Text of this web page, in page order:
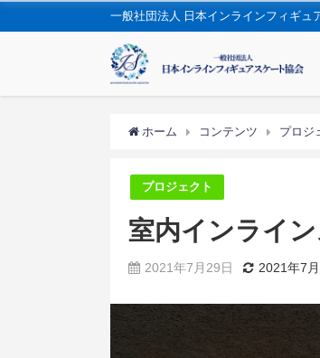
一般社団法人 日本インラインフィギュ
ホーム コンテンツ プロジ
プロジェクト
室内インライ
2021年7月29日 2021年7